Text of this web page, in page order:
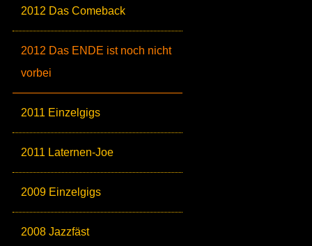
2012 Das Comeback
2012 Das ENDE ist noch nicht
vorbei
2011 Einzelgigs
2011 Laternen-Joe
2009 Einzelgigs
2008 Jazzfäst